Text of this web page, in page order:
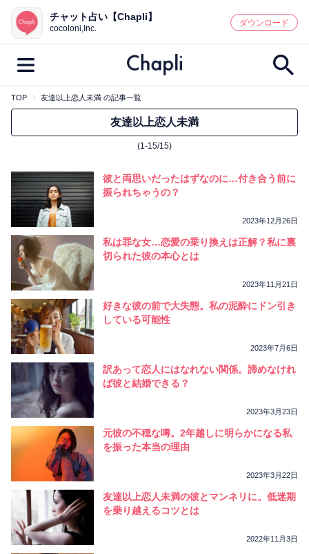
鑑定記事・占い師検索
最新記事一覧
カテゴリー別
鑑定
キーワード別
彼の気持ち 恋の行方 時期
今週の運勢 結婚
相性 復縁 連絡
チャット占い【Chapli】
cocoloni,Inc.
ダウンロード
TOP 友達以上恋人未満 の記事一覧
友達以上恋人未満
(1-15/15)
彼と両思いだったはずなのに…付き合う前に
振られちゃうの？
2023年12月26日
私は罪な女…恋愛の乗り換えは正解？私に裏
切られた彼の本心とは
2023年11月21日
好きな彼の前で大失態。私の泥酔にドン引き
している可能性
2023年7月6日
訳あって恋人にはなれない関係。諦めなけれ
ば彼と結婚できる？
2023年3月23日
元彼の不穏な噂。2年越しに明らかになる私
を振った本当の理由
2023年3月22日
友達以上恋人未満の彼とマンネリに。低迷期
を乗り越えるコツとは
2022年11月3日